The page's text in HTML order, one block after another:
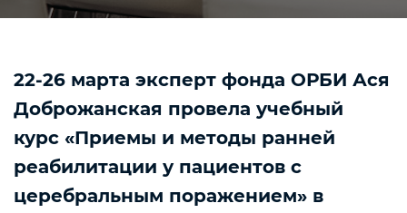
22-26 марта эксперт фонда ОРБИ Ася
Доброжанская провела учебный
курс «Приемы и методы ранней
реабилитации у пациентов с
церебральным поражением» в